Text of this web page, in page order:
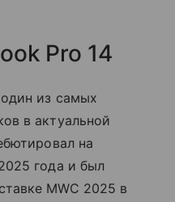
Pro 14
из самых
в актуальной
на
года и был
MWC 2025 в